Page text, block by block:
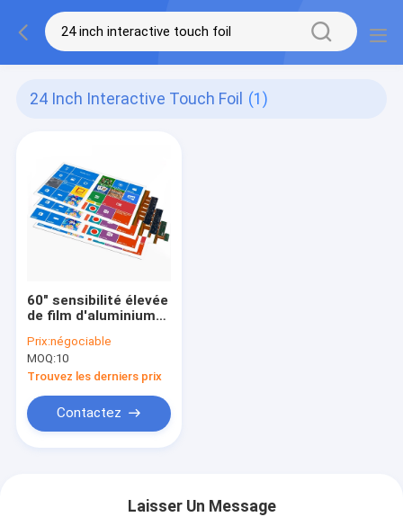
24 Inch Interactive Touch Foil (1)
60" sensibilité élevée
de film d'aluminium
capacitive avec Sis
Controller
Prix:négociable
MOQ:10
Trouvez les derniers prix
Contactez
Laisser Un Message